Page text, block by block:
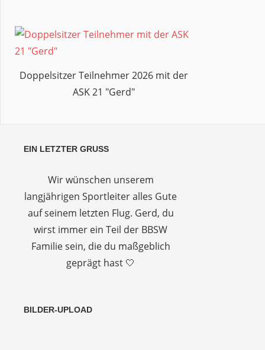
Doppelsitzer Teilnehmer 2026 mit der
ASK 21 "Gerd"
EIN LETZTER GRUSS
Wir wünschen unserem
langjährigen Sportleiter alles Gute
auf seinem letzten Flug. Gerd, du
wirst immer ein Teil der BBSW
Familie sein, die du maßgeblich
geprägt hast 🤍
BILDER-UPLOAD